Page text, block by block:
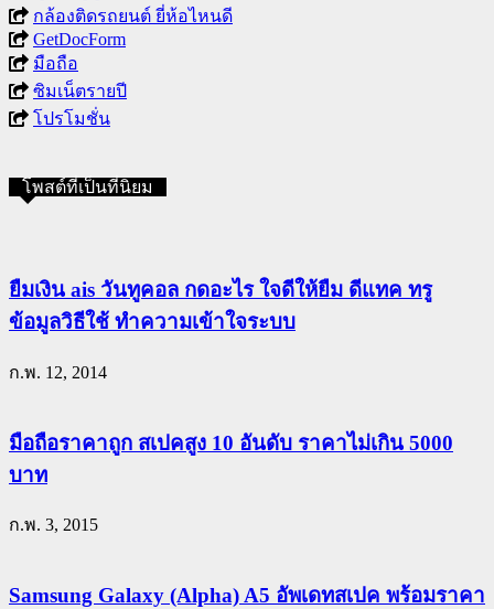
กล้องติดรถยนต์ ยี่ห้อไหนดี
GetDocForm
มือถือ
ซิมเน็ตรายปี
โปรโมชั่น
โพสต์ที่เป็นที่นิยม
ยืมเงิน ais วันทูคอล กดอะไร ใจดีให้ยืม ดีแทค ทรู
ข้อมูลวิธีใช้ ทำความเข้าใจระบบ
ก.พ. 12, 2014
มือถือราคาถูก สเปคสูง 10 อันดับ ราคาไม่เกิน 5000
บาท
ก.พ. 3, 2015
Samsung Galaxy (Alpha) A5 อัพเดทสเปค พร้อมราคา